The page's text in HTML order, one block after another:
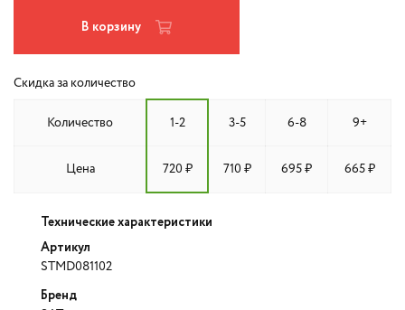
В корзину
Скидка за количество
Количество 1-2 3-5 6-8 9+
Цена 720 ₽ 710 ₽ 695 ₽ 665 ₽
Технические характеристики
Артикул
STMD081102
Бренд